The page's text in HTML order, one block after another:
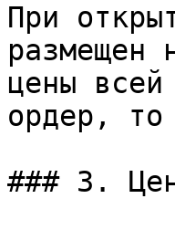
При
размещен
цены
ордер, то
### 3.